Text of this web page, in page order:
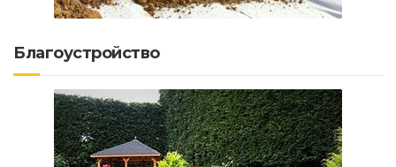
Благоустройство